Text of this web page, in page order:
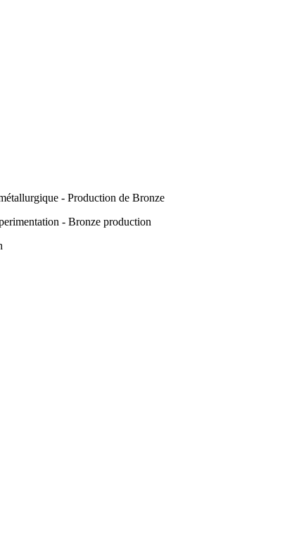
- Production de Bronze
- Bronze production